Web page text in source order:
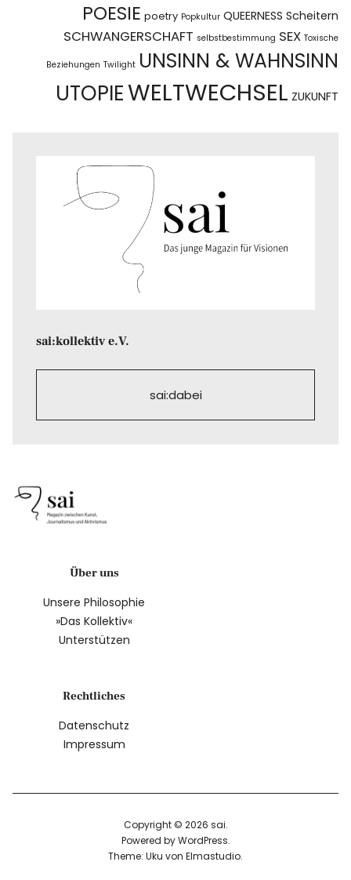
POESIE poetry Popkultur QUEERNESS Scheitern
SCHWANGERSCHAFT selbstbestimmung SEX Toxische
Beziehungen Twilight UNSINN & WAHNSINN
UTOPIEWELTWECHSEL ZUKUNFT
sai:kollektiv e.V.
sai:dabei
Über uns
Unsere Philosophie
»Das Kollektiv«
Unterstützen
Rechtliches
Datenschutz
Impressum
Copyright © 2026 sai
Powered byWordPress
Theme: Uku von Elmastudio